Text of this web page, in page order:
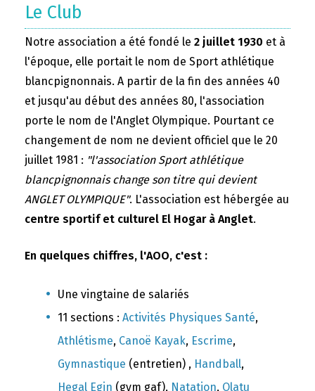
Le Club
Notre association a été fondé le 2 juillet 1930 et à
l'époque, elle portait le nom de Sport athlétique
blancpignonnais. A partir de la fin des années 40
et jusqu'au début des années 80, l'association
porte le nom de l'Anglet Olympique. Pourtant ce
changement de nom ne devient officiel que le 20
juillet 1981 : "l'association Sport athlétique
blancpignonnais change son titre qui devient
ANGLET OLYMPIQUE". L'association est hébergée au
centre sportif et culturel El Hogar à Anglet.
En quelques chiffres, l'AOO, c'est :
Une vingtaine de salariés
11 sections : Activités Physiques Santé,
Athlétisme, Canoë Kayak, Escrime,
Gymnastique (entretien) , Handball,
Hegal Egin (gym gaf), Natation, Olatu